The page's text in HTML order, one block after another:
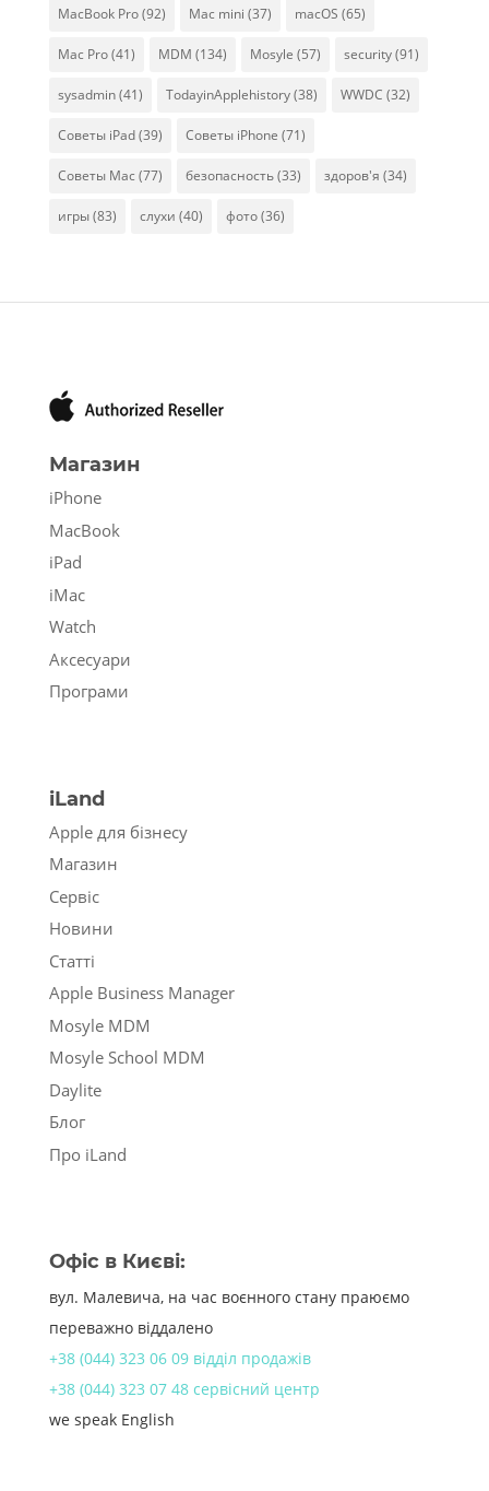
MacBook Pro(92) Mac mini (37) macOS (65)
Mac Pro(41) MDM (134) Mosyle (57) security(91)
sysadmin(41) TodayinApplehistory(38) WWDC (32)
Советы iPad(39) Советы iPhone (71)
Советы Mac (77) безопасность(33) здоров'я (34)
игры(83) слухи (40) фото(36)
Магазин
iPhone
MacBook
iPad
iMac
Watch
Аксесуари
Програми
iLand
Apple для бізнесу
Магазин
Сервіс
Новини
Статті
Apple Business Manager
Mosyle MDM
Mosyle School MDM
Daylite
Блог
Про iLand
Офіс в Києві:
вул. Малевича, на час воєнного стану праюємо
переважно віддалено
+38 (044) 323 06 09 відділ продажів
+38 (044) 323 07 48 сервісний центр
we speak English